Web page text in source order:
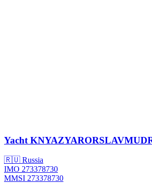
Yacht
🇷🇺 Russia
IMO 273378730
MMSI 273378730